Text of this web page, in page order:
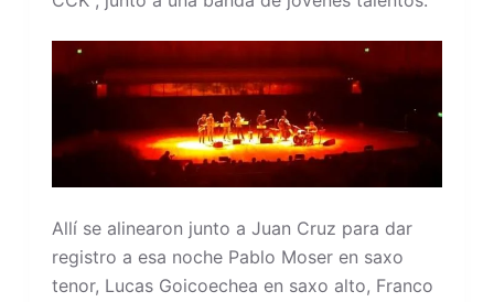
Allí se alinearon junto a Juan Cruz para dar
registro a esa noche Pablo Moser en saxo
tenor, Lucas Goicoechea en saxo alto, Franco